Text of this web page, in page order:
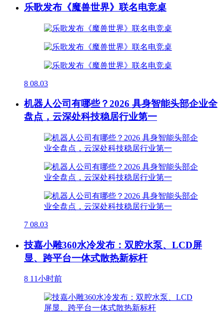
乐歌发布《魔兽世界》联名电竞桌
8 08.03
机器人公司有哪些？2026 具身智能头部企业全
盘点，云深处科技稳居行业第一
7 08.03
技嘉小雕360水冷发布：双腔水泵、LCD屏
显、跨平台一体式散热新标杆
8 11小时前